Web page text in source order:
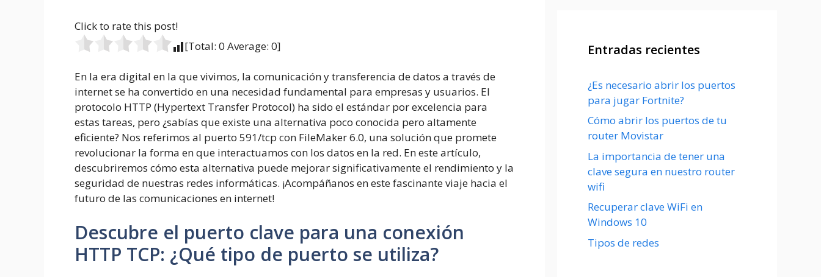
Click to rate this post!
[Total: 0 Average: 0]
En la era digital en la que vivimos, la comunicación y transferencia de datos a través de
internet se ha convertido en una necesidad fundamental para empresas y usuarios. El
protocolo HTTP (Hypertext Transfer Protocol) ha sido el estándar por excelencia para
estas tareas, pero ¿sabías que existe una alternativa poco conocida pero altamente
eficiente? Nos referimos al puerto 591/tcp con FileMaker 6.0, una solución que promete
revolucionar la forma en que interactuamos con los datos en la red. En este artículo,
descubriremos cómo esta alternativa puede mejorar significativamente el rendimiento y la
seguridad de nuestras redes informáticas. ¡Acompáñanos en este fascinante viaje hacia el
futuro de las comunicaciones en internet!
Descubre el puerto clave para una conexión
HTTP TCP: ¿Qué tipo de puerto se utiliza?
Entradas recientes
¿Es necesario abrir los puertos
para jugar Fortnite?
Cómo abrir los puertos de tu
router Movistar
La importancia de tener una
clave segura en nuestro router
wifi
Recuperar clave WiFi en
Windows 10
Tipos de redes